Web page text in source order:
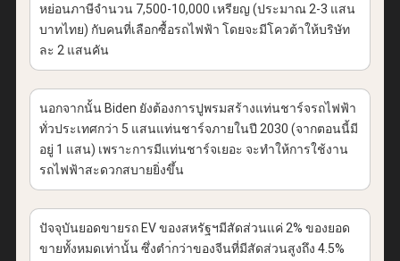
หย่อนภาษีจำนวน7,500-10,000 เหรียญ (ประมาณ2-3 แสน
บาทไทย) กับคนที่เลือกซื้อรถไฟฟ้า โดยจะมีโควต้าให้บริษัท
ละ 2 แสนคัน
นอกจากนั้นBiden ยังต้องการปูพรมสร้างแท่นชาร์จรถไฟฟ้า
ทั่วประเทศกว่า 5 แสนแท่นชาร์จภายในปี 2030 (จากตอนนี้มี
อยู่ 1 แสน) เพราะการมีแท่นชาร์จเยอะ จะทำให้การใช้งาน
รถไฟฟ้าสะดวกสบายยิ่งขึ้น
ปัจจุบันยอดขายรถEVของสหรัฐฯมีสัดส่วนแค่2% ของยอด
ขายทั้งหมดเท่านั้น ซึ่งตำ่กว่าของจีนที่มีสัดส่วนสูงถึง 4.5%